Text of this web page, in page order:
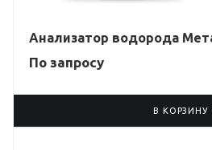
Анализатор водорода
По запросу
В КОРЗИНУ